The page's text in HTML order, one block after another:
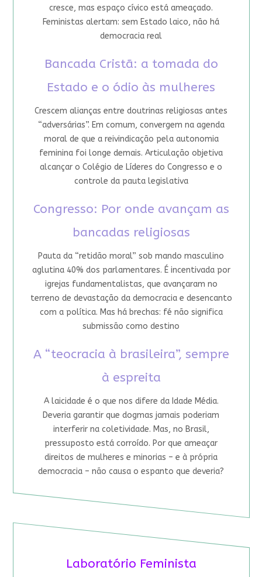
cresce, mas espaço cívico está ameaçado.
Feministas alertam: sem Estado laico, não há
democracia real
Bancada Cristã: a tomada do
Estado e o ódio às mulheres
Crescem alianças entre doutrinas religiosas antes
“adversárias”. Em comum, convergem na agenda
moral de que a reivindicação pela autonomia
feminina foi longe demais. Articulação objetiva
alcançar o Colégio de Líderes do Congresso e o
controle da pauta legislativa
Congresso: Por onde avançam as
bancadas religiosas
Pauta da “retidão moral” sob mando masculino
aglutina 40% dos parlamentares. É incentivada por
igrejas fundamentalistas, que avançaram no
terreno de devastação da democracia e desencanto
com a política. Mas há brechas: fé não significa
submissão como destino
A “teocracia à brasileira”, sempre
à espreita
A laicidade é o que nos difere da Idade Média.
Deveria garantir que dogmas jamais poderiam
interferir na coletividade. Mas, no Brasil,
pressuposto está corroído. Por que ameaçar
direitos de mulheres e minorias – e à própria
democracia – não causa o espanto que deveria?
Laboratório Feminista